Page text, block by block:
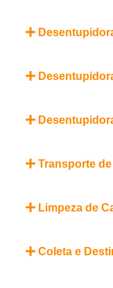
Transporte
Limpeza de
Coleta e